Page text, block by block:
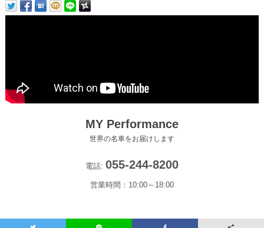
MY Performance
世界の名車をお届けします
電話: 055-244-8200
営業時間：10:00～18:00